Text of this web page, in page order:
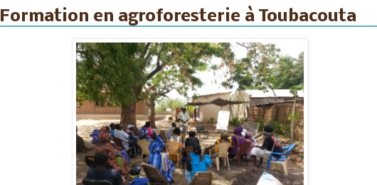
Formation en agroforesterie à Toubacouta